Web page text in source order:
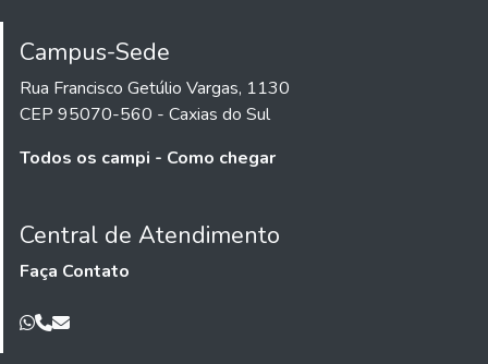
Campus-Sede
Rua Francisco Getúlio Vargas, 1130
CEP 95070-560 - Caxias do Sul
Todos os campi - Como chegar
Central de Atendimento
Faça Contato